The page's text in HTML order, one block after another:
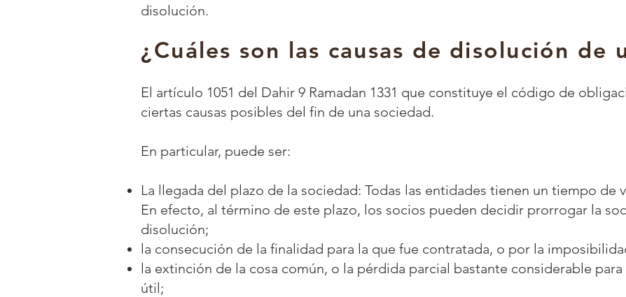
disolución.
¿Cuáles son las causas de disolución de
El artículo 1051 del Dahir 9 Ramadan 1331 que constituye el código de
ciertas causas posibles del fin de una sociedad.
En particular, puede ser:
La llegada del plazo de la sociedad: Todas las entidades tienen un tiempo de
En efecto, al término de este plazo, los socios pueden decidir prorrogar la
disolución;
la consecución de la finalidad para la que fue contratada, o por la
la extinción de la cosa común, o la pérdida parcial bastante considerable
útil;